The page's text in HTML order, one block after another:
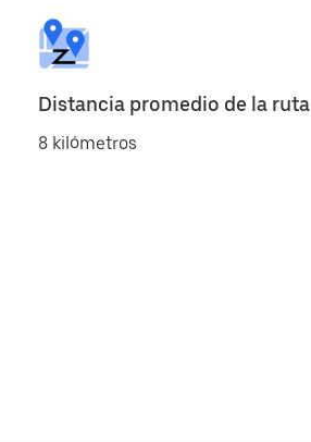
Distancia promedio de la ruta
8 kilómetros